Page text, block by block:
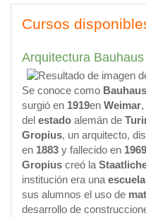
Cursos
Arquitectura Bauhaus
Se conoce como Bauhaus
surgió en 1919en Weimar
del estado alemán de
Gropius, un arquitecto,
en 1883 y fallecido en 1969
Gropius creó la
institución era unaescuela
sus alumnos el uso de
desarrollo de